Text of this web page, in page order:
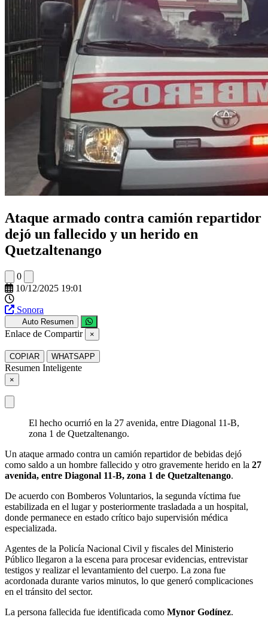
Ataque armado contra camión repartidor
dejó un fallecido y un herido en
Quetzaltenango
0
10/12/2025 19:01
Sonora
Auto Resumen
Enlace de Compartir ×
COPIAR WHATSAPP
Resumen Inteligente
×
El hecho ocurrió en la 27 avenida, entre Diagonal 11-B,
zona 1 de Quetzaltenango.
Un ataque armado contra un camión repartidor de bebidas dejó
como saldo a un hombre fallecido y otro gravemente herido en la 27
avenida, entre Diagonal 11-B, zona 1 de Quetzaltenango.
De acuerdo con Bomberos Voluntarios, la segunda víctima fue
estabilizada en el lugar y posteriormente trasladada a un hospital,
donde permanece en estado crítico bajo supervisión médica
especializada.
Agentes de la Policía Nacional Civil y fiscales del Ministerio
Público llegaron a la escena para procesar evidencias, entrevistar
testigos y realizar el levantamiento del cuerpo. La zona fue
acordonada durante varios minutos, lo que generó complicaciones
en el tránsito del sector.
La persona fallecida fue identificada como Mynor Godínez.